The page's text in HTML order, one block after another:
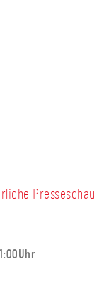
Presseschau